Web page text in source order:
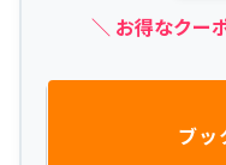
＼ お得なクー
ブッ